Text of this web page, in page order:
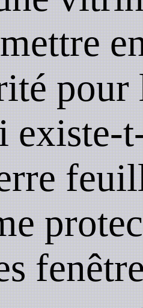
pour